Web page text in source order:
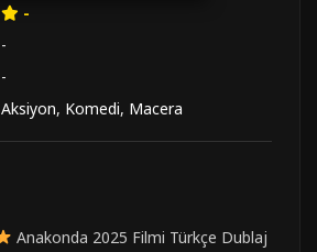
-
-
-
Aksiyon, Komedi, Macera
Anakonda 2025 Filmi Türkçe Dublaj